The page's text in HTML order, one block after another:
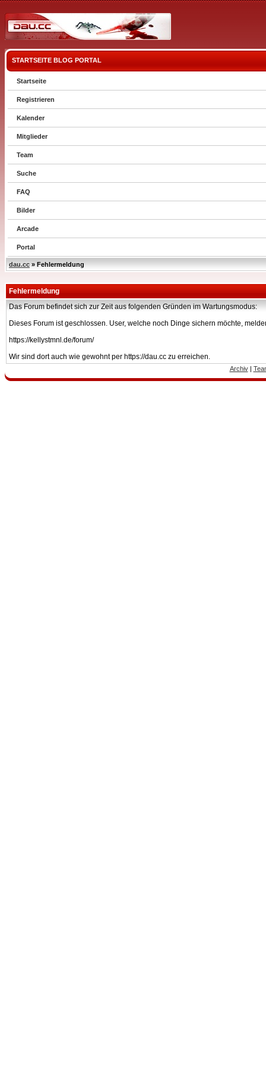
STARTSEITE BLOG PORTAL
Startseite
Registrieren
Kalender
Mitglieder
Team
Suche
FAQ
Bilder
Arcade
Portal
dau.cc » Fehlermeldung
Fehlermeldung
Das Forum befindet sich zur Zeit aus folgenden Gründen im Wartungsmodus:
Dieses Forum ist geschlossen. User, welche noch Dinge sichern möchte,
https://kellystmnl.de/forum/
Wir sind dort auch wie gewohnt per https://dau.cc zu erreichen.
Archiv|